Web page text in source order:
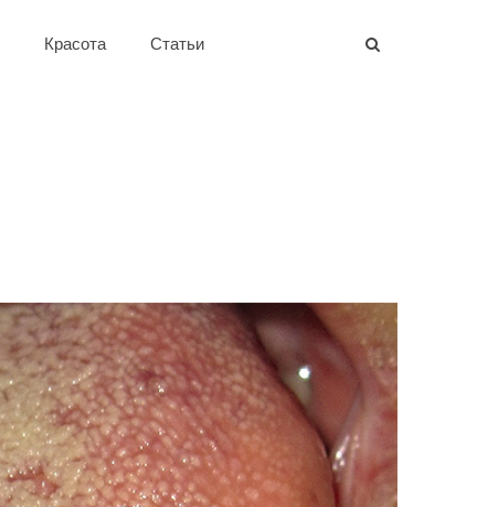
Красота Статьи